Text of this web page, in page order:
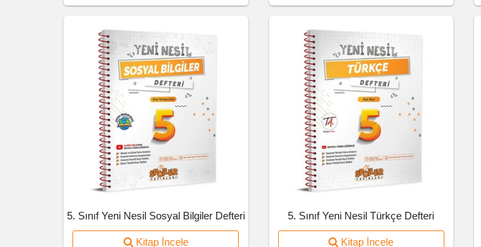
5. Sınıf Yeni Nesil Sosyal Bilgiler Defteri
Kitap İncele
5. Sınıf Yeni Nesil Türkçe Defteri
Kitap İncele